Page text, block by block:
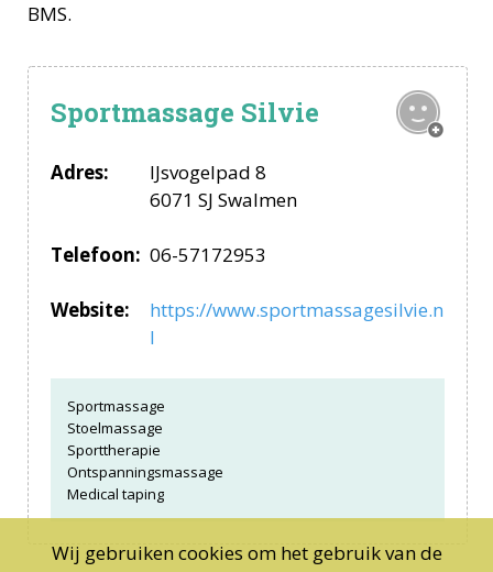
BMS.
Sportmassage Silvie
Adres:
IJsvogelpad 8
6071 SJ Swalmen
Telefoon: 06-57172953
Website:
https://www.sportmassagesilvie.n
l
Sportmassage
Stoelmassage
Sporttherapie
Ontspanningsmassage
Medical taping
Wij gebruiken cookies om het gebruik van de